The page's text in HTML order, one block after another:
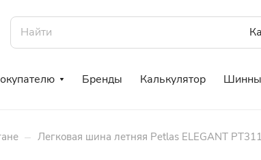
Бренды Калькулятор
– Легковая шина летняя Petlas ELEGANT